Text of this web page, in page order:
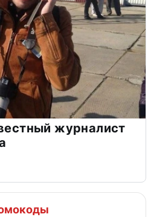
журналист